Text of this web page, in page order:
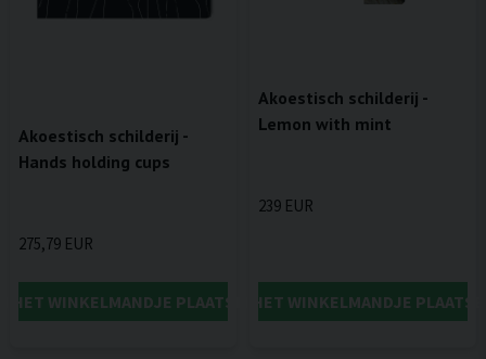
Akoestisch schilderij -
Hands holding cups
275,79 EUR
HET WINKELMANDJE PLAATSEN
Akoestisch schilderij -
Lemon with mint
239 EUR
IN HET WINKELMANDJE